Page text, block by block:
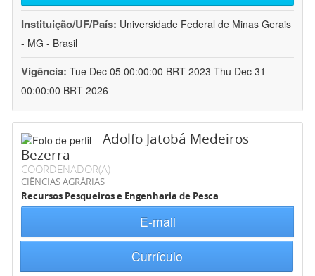
Instituição/UF/País: Universidade Federal de Minas Gerais
- MG - Brasil
Vigência: Tue Dec 05 00:00:00 BRT 2023-Thu Dec 31
00:00:00 BRT 2026
Adolfo Jatobá Medeiros
Bezerra
COORDENADOR(A)
CIÊNCIAS AGRÁRIAS
Recursos Pesqueiros e Engenharia de Pesca
E-mail
Currículo